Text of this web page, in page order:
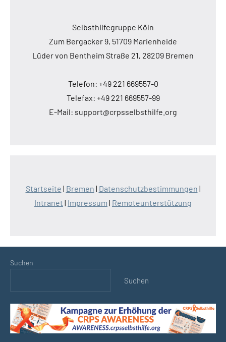
Selbsthilfegruppe Köln
Zum Bergacker 9, 51709 Marienheide
Lüder von Bentheim Straße 21, 28209 Bremen
Telefon: +49 221 669557-0
Telefax: +49 221 669557-99
E-Mail: support@crpsselbsthilfe.org
Startseite | Bremen | Datenschutzbestimmungen |
Intranet | Impressum | Remoteunterstützung
Suchen
Suchen